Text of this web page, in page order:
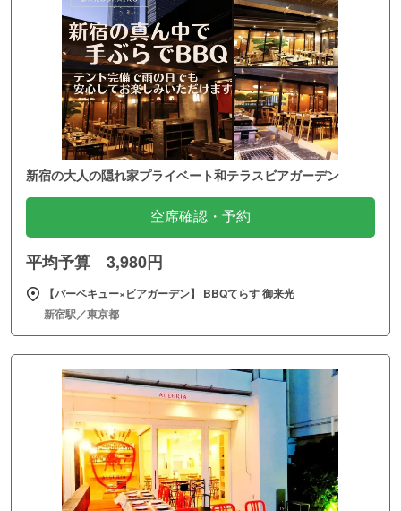
新宿の大人の隠れ家プライベート和テラスビアガーデン
空席確認・予約
平均予算 3,980円
【バーベキュー×ビアガーデン】 BBQてらす 御来光
新宿駅／東京都